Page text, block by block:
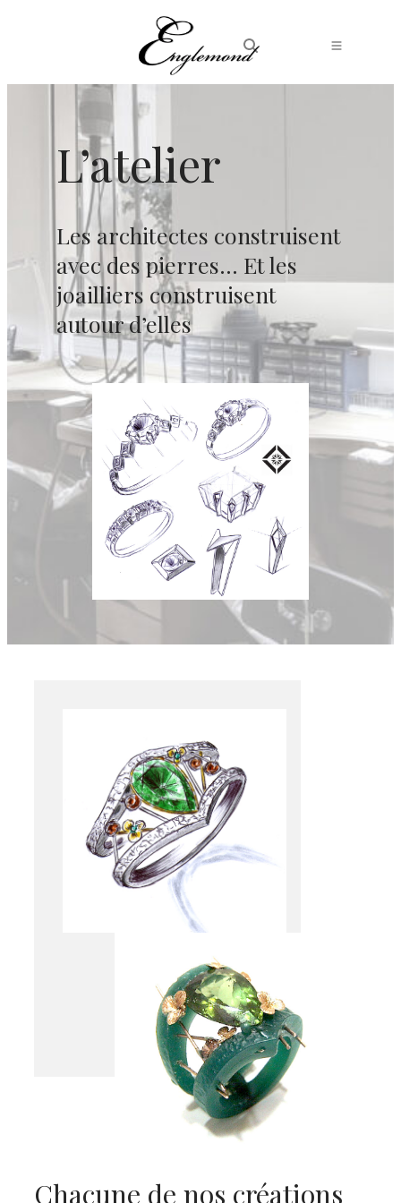
L’atelier
Les architectes construisent
avec des pierres… Et les
joailliers construisent
autour d’elles
Chacune de nos créations